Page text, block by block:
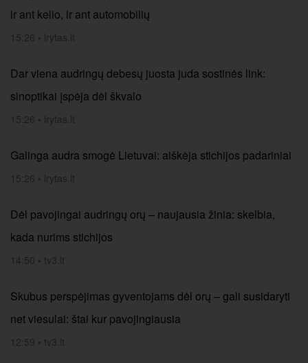
ir ant kelio, ir ant automobilių
15:26 • lrytas.lt
Dar viena audringų debesų juosta juda sostinės link:
sinoptikai įspėja dėl škvalo
15:26 • lrytas.lt
Galinga audra smogė Lietuvai: aiškėja stichijos padariniai
15:26 • lrytas.lt
Dėl pavojingai audringų orų – naujausia žinia: skelbia,
kada nurims stichijos
14:50 • tv3.lt
Skubus perspėjimas gyventojams dėl orų – gali susidaryti
net viesulai: štai kur pavojingiausia
12:59 • tv3.lt